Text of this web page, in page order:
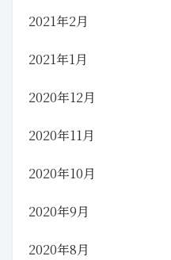
2021年2月
2021年1月
2020年12月
2020年11月
2020年10月
2020年9月
2020年8月